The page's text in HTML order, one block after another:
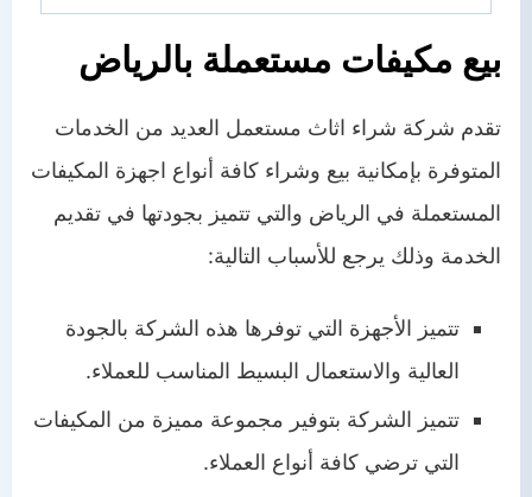
بيع مكيفات مستعملة بالرياض
تقدم شركة شراء اثاث مستعمل العديد من الخدمات
المتوفرة بإمكانية بيع وشراء كافة أنواع اجهزة المكيفات
المستعملة في الرياض والتي تتميز بجودتها في تقديم
الخدمة وذلك يرجع للأسباب التالية:
تتميز الأجهزة التي توفرها هذه الشركة بالجودة
العالية والاستعمال البسيط المناسب للعملاء.
تتميز الشركة بتوفير مجموعة مميزة من المكيفات
التي ترضي كافة أنواع العملاء.